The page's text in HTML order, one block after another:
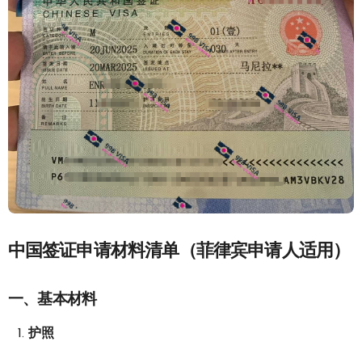
中国签证申请材料清单（菲律宾申请人适用）
一、基本材料
护照